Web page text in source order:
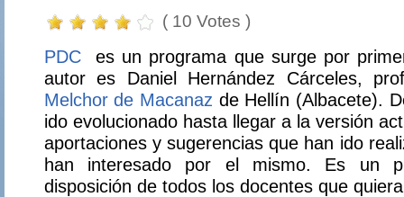
( 10 Votes )
PDCes un programa que surge por
autor es Daniel Hernández Cárceles,
Melchor de Macanaz de Hellín (Albacete).
ido evolucionado hasta llegar a la versión
aportaciones y sugerencias que han ido
han interesado por el mismo. Es un
disposición de todos los docentes que